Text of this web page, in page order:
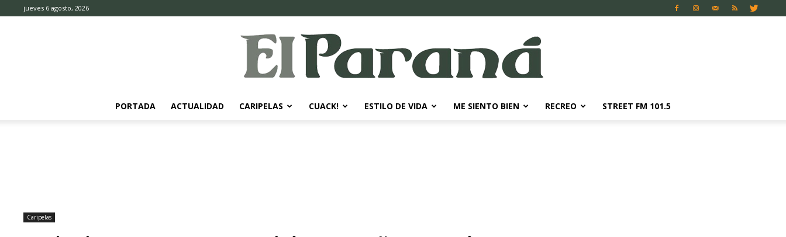
jueves 6 agosto, 2026
PORTADA ACTUALIDAD CARIPELAS CUACK! ESTILO DE VIDA ME SIENTO BIEN RECREO STREET FM 101.5
Caripelas